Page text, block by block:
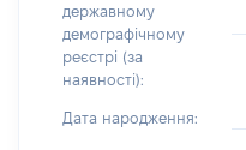
державному
демографічному
реєстрі (за
наявності):
Дата народження: